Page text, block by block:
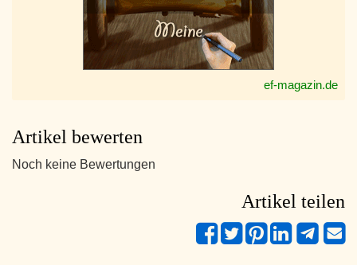
ef-magazin.de
Artikel bewerten
Noch keine Bewertungen
Artikel teilen